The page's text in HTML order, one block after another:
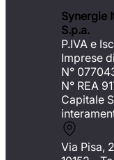
Synergie
S.p.a.
P.IVA e
Imprese
N°
N° REA
Capitale
Via Pisa,